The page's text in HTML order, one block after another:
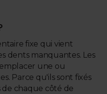
fixe qui vient
dents manquantes. Les
une ou
Parce qu'ils sont fixés
chaque côté de